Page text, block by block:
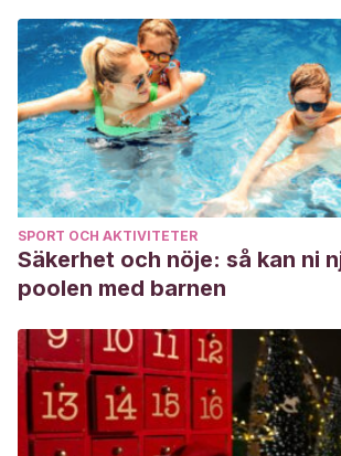
SPORT OCH AKTIVITETER
Säkerhet och nöje: så kan ni
poolen med barnen